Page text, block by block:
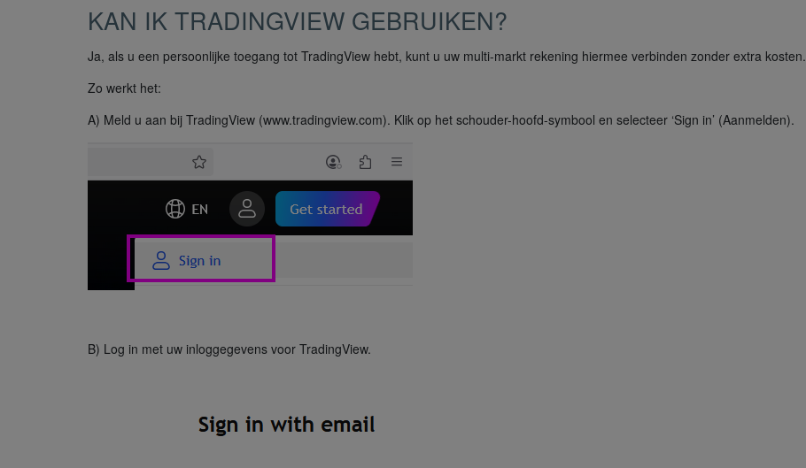
KAN IK TRADINGVIEW GEBRUIKEN?
Ja, als u een persoonlijke toegang tot TradingView hebt, kunt u uw multi-markt rekening hiermee verbinden zonder extra kosten.
Zo werkt het:
A) Meld u aan bij TradingView (www.tradingview.com). Klik op het schouder-hoofd-symbool en selecteer ‘Sign in’ (Aanmelden).
B) Log in met uw inloggegevens voor TradingView.